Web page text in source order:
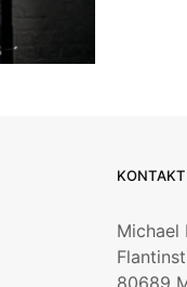
KONTAKT
Michael